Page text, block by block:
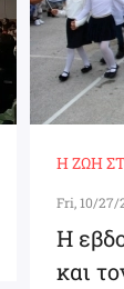
Η ΖΩΉ
Fri, 10/27/
Η
και